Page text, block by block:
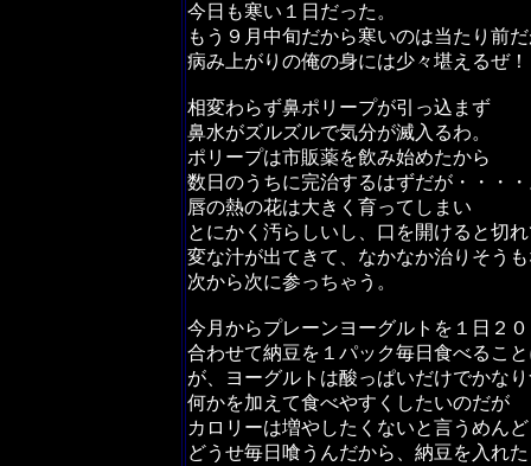
今日も寒い１日だった。
もう９月中旬だから寒いのは当たり前
病み上がりの俺の身には少々堪えるぜ！
相変わらず鼻ポリープが引っ込まず
鼻水がズルズルで気分が滅入るわ。
ポリープは市販薬を飲み始めたから
数日のうちに完治するはずだが・・・
唇の熱の花は大きく育ってしまい
とにかく汚らしいし、口を開けると切
変な汁が出てきて、なかなか治りそう
次から次に参っちゃう。
今月からプレーンヨーグルトを１日２
合わせて納豆を１パック毎日食べるこ
が、ヨーグルトは酸っぱいだけでかな
何かを加えて食べやすくしたいのだが
カロリーは増やしたくないと言うめん
どうせ毎日喰うんだから、納豆を入れ